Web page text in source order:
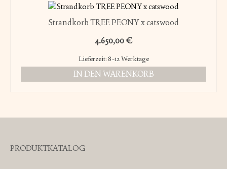
Strandkorb TREE PEONY x catswood
4.650,00€
Lieferzeit:8-12 Werktage
IN DEN WARENKORB
PRODUKTKATALOG